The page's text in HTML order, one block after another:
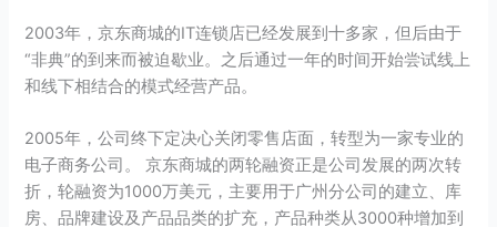
2003年，京东商城的IT连锁店已经发展到十多家，但后由于
“非典”的到来而被迫歇业。之后通过一年的时间开始尝试线上
和线下相结合的模式经营产品。
2005年，公司终下定决心关闭零售店面，转型为一家专业的
电子商务公司。 京东商城的两轮融资正是公司发展的两次转
折，轮融资为1000万美元，主要用于广州分公司的建立、库
房、品牌建设及产品品类的扩充，产品种类从3000种增加到